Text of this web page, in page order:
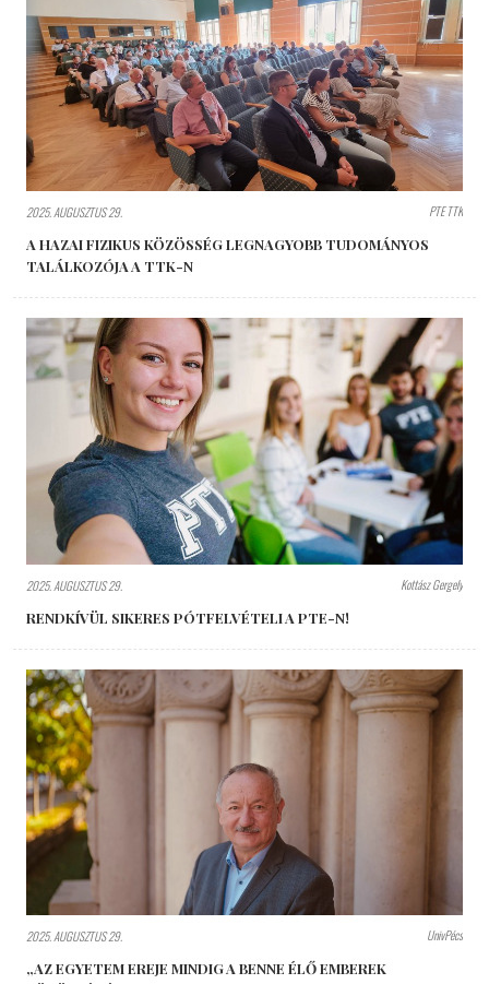
2025. AUGUSZTUS 29. PTE TTK
A HAZAI FIZIKUS KÖZÖSSÉG LEGNAGYOBB TUDOMÁNYOS
TALÁLKOZÓJA A TTK-N
2025. AUGUSZTUS 29. Kottász Gergely
RENDKÍVÜL SIKERES PÓTFELVÉTELI A PTE-N!
2025. AUGUSZTUS 29. UnivPécs
„AZ EGYETEM EREJE MINDIG A BENNE ÉLŐ EMBEREK